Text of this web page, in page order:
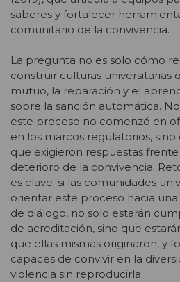
saberes y fortalecer
comunitario de la convivencia.
La pregunta no es solo cómo
construir culturas universitarias
mutuo, la reparación y el
sobre la sanción automática.
este proceso no comenzó en
en los marcos regulatorios,
que exigieron respuestas frente
deterioro de la convivencia.
es clave: si las comunidades
orientar este proceso hacia
de diálogo, no solo estarán
de acreditación, sino que
que ellas mismas originaron, y
capaces de convivir en la
violencia sin reproducirla.